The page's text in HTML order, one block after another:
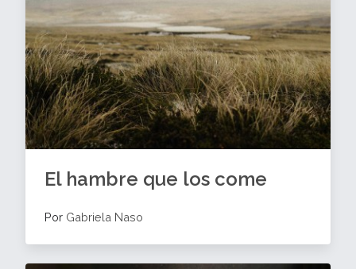
El hambre que los come
Por Gabriela Naso